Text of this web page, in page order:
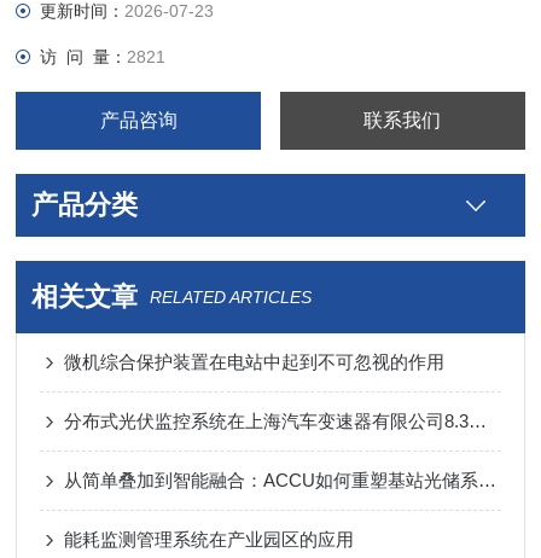
更新时间： 2026-07-23
访 问 量： 2821
产品咨询 联系我们
产品分类
相关文章 RELATED ARTICLES
微机综合保护装置在电站中起到不可忽视的作用
分布式光伏监控系统在上海汽车变速器有限公司8.3MWp光伏发电项目中的应用
从简单叠加到智能融合：ACCU如何重塑基站光储系统的未来
能耗监测管理系统在产业园区的应用